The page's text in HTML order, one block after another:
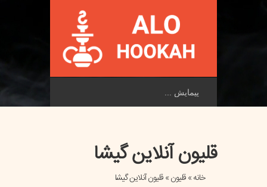
قلیون آنلاین گیشا
خانه»قلیون» قلیون آنلاین گیشا